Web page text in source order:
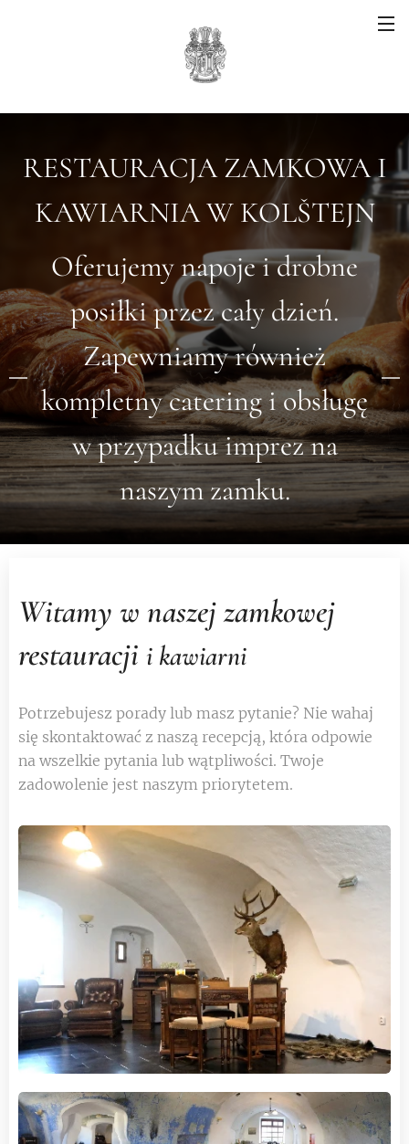
RESTAURACJA ZAMKOWA I
KAWIARNIA W KOLŠTEJN
Oferujemy napoje i drobne
posiłki przez cały dzień.
Zapewniamy również
kompletny catering i obsługę
w przypadku imprez na
naszym zamku.
Witamy w naszej zamkowej
restauracji i kawiarni
Potrzebujesz porady lub masz pytanie? Nie wahaj
się skontaktować z naszą recepcją, która odpowie
na wszelkie pytania lub wątpliwości. Twoje
zadowolenie jest naszym priorytetem.